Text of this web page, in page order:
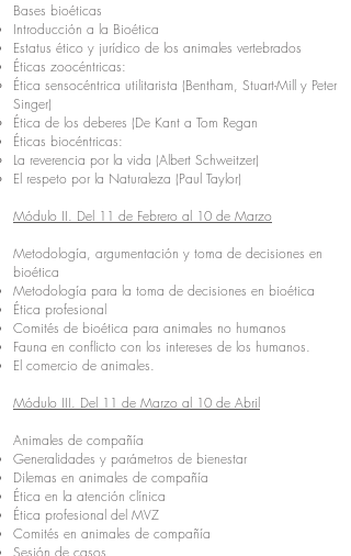
Bases bioéticas
Introducción a la Bioética​
Estatus ético y jurídico de los animales vertebrados​
Éticas zoocéntricas:
Ética sensocéntrica utilitarista (Bentham, Stuart-Mill y Peter
Singer)​
Ética de los deberes (De Kant a Tom Regan​
Éticas biocéntricas:
La reverencia por la vida (Albert Schweitzer)
El respeto por la Naturaleza (Paul Taylor)
Módulo II. Del 11 de Febrero al 10 de Marzo
Metodología, argumentación y toma de decisiones en
bioética
Metodología para la toma de decisiones en bioética​
Ética profesional​
Comités de bioética para animales no humanos​
Fauna en conflicto con los intereses de los humanos.
El comercio de animales.
Módulo III. Del 11 de Marzo al 10 de Abril
Animales de compañía
Generalidades y parámetros de bienestar​
Dilemas en animales de compañía​
Ética en la atención clínica​
Ética profesional del MVZ​
Comités en animales de compañía​
Sesión de casos